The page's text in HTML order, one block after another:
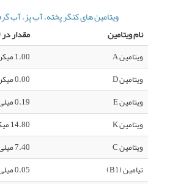
ویتامین های کنگر پخته، آب پز، آب
نام ویتامین
مقدار در 100 گرم
ویتامین A
1.00 میکروگرم
ویتامین D
0.00 میکروگرم
ویتامین E
0.19 میلی گرم
ویتامین K
14.80 میکروگرم
ویتامین C
7.40 میلی گرم
تیامین (B1)
0.05 میلی گرم